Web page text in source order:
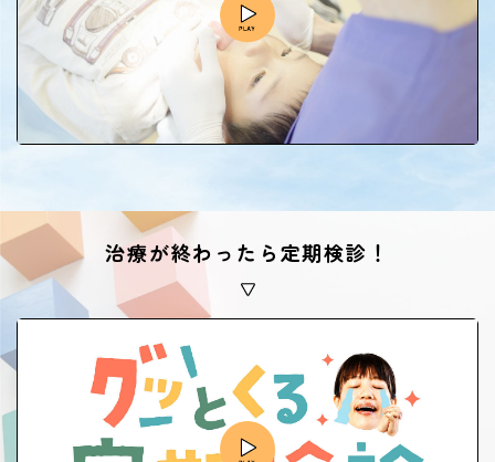
治療が終わったら定期検診！